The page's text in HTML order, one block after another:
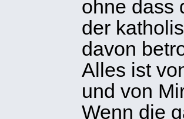
ohne dass
der
davon
Alles ist
und von
Wenn die